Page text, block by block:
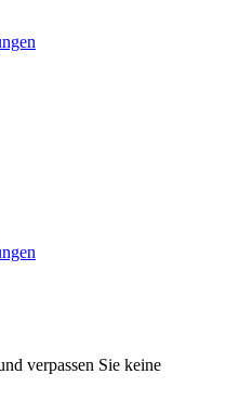
verpassen Sie keine